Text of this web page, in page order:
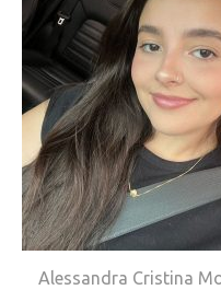
Alessandra Cristina